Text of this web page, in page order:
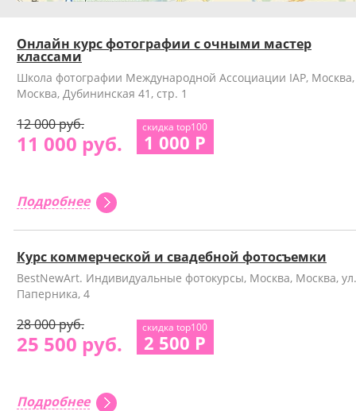
Онлайн курс фотографии с очными мастер
классами
Школа фотографии Международной Ассоциации IAP, Москва,
Москва, Дубининская 41, стр. 1
12 000 руб.
11 000 руб.
скидка top100
1 000 Р
Подробнее
Курс коммерческой и свадебной фотосъемки
BestNewArt. Индивидуальные фотокурсы, Москва, Москва, ул.
Паперника, 4
28 000 руб.
25 500 руб.
скидка top100
2 500 Р
Подробнее